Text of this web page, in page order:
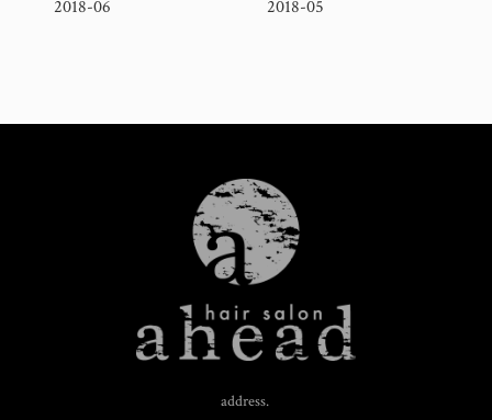
2018-06
2018-05
address.